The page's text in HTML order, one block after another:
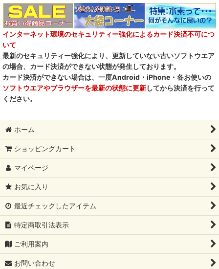
インターネット環境のセキュリティー強化によるカード決済不可につ
いて
最新のセキュリティー強化により、更新していない古いソフトウエア
の場合、カード決済ができない状態が発生しております。
カード決済ができない場合は、一度Android・iPhone・各お使いの
ソフトウエアやブラウザーを最新の状態に更新してから決済を行って
ください。
ホーム
ショッピングカート
マイページ
お気に入り
最近チェックしたアイテム
特定商取引法表示
ご利用案内
お問い合わせ